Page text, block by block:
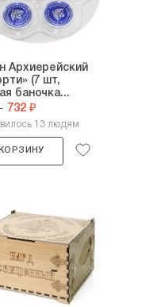
Архиерейский
(7 шт,
баночка...
732 ₽
13 людям